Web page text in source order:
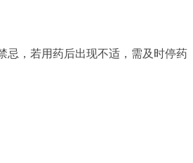
忌，若用药后出现不适，需及时停药